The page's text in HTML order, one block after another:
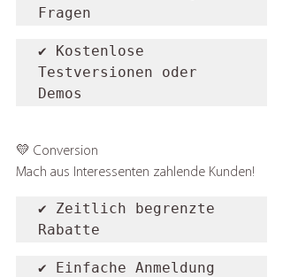
Fragen
✔️ Kostenlose
Testversionen oder
Demos
💛 Conversion
Mach aus Interessenten zahlende Kunden!
✔️ Zeitlich begrenzte
Rabatte
✔️ Einfache Anmeldung